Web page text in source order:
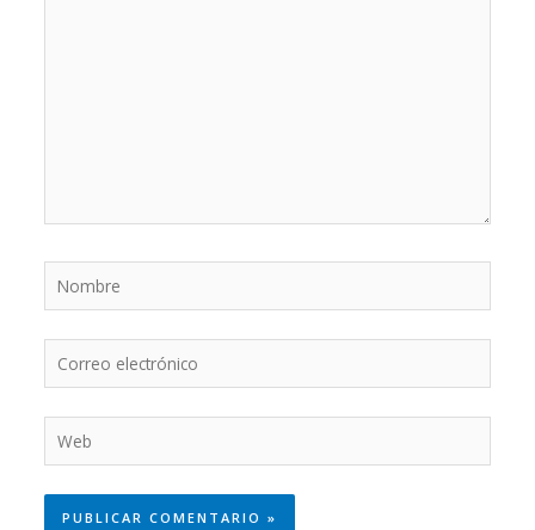
Nombre
electrónico
Web